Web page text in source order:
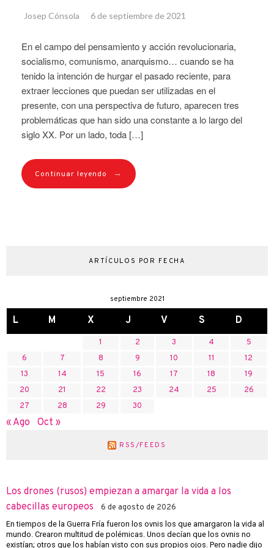
Josep Cónsola 6 de septiembre de 2021
En el campo del pensamiento y acción revolucionaria,
socialismo, comunismo, anarquismo… cuando se ha
tenido la intención de hurgar el pasado reciente, para
extraer lecciones que puedan ser utilizadas en el
presente, con una perspectiva de futuro, aparecen tres
problemáticas que han sido una constante a lo largo del
siglo XX. Por un lado, toda […]
Continuar leyendo →
ARTÍCULOS POR FECHA
septiembre 2021
L M X J V S D
1 2 3 4
5
6
7 8 9 10 11
12
13
14 15 16 17 18
19
20
21 22 23 24 25
26
27
28 29 30
« Ago Oct »
RSS/FEEDS
Los drones (rusos) empiezan a amargar la vida a los
cabecillas europeos
6 de agosto de 2026
En tiempos de la Guerra Fría fueron los ovnis los que amargaron la vida al
mundo. Crearon multitud de polémicas. Unos decían que los ovnis no
existían; otros que los habían visto con sus propios ojos. Pero nadie dijo